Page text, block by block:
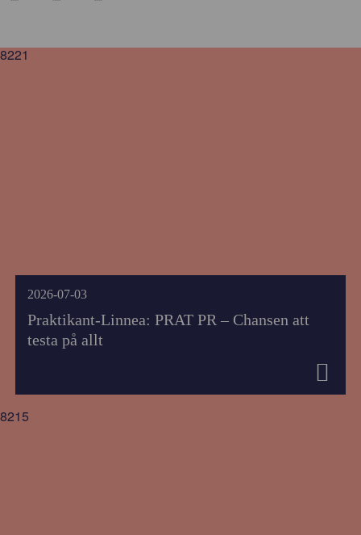
8221
2026-07-03
Praktikant-Linnea: PRAT PR – Chansen att
testa på allt
8215